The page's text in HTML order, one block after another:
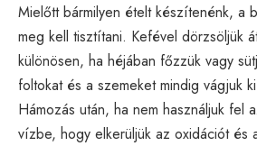
Mielőtt bármilyen ételt készítenénk, a
meg kell tisztítani. Kefével dörzsöljük
különösen, ha héjában főzzük vagy
foltokat és a szemeket mindig vágjuk
Hámozás után, ha nem használjuk fel
vízbe, hogy elkerüljük az oxidációt és